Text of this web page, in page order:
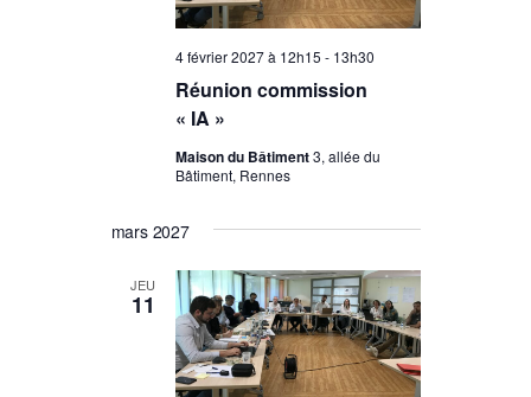
Réunion commission
« IA »
4 février 2027 à 12h15 - 13h30
Maison du Bâtiment3, allée du
Bâtiment, Rennes
mars 2027
JEU
11